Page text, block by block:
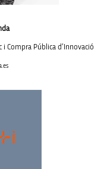
i Compra Pública d’Innovació